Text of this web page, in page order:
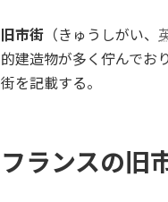
旧市街 （きゅうしがい、
的建造物が多く佇んでお
街を記載する。
フランスの旧